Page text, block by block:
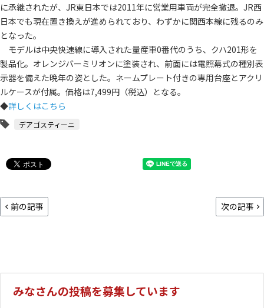
に承継されたが、JR東日本では2011年に営業用車両が完全撤退。JR西
日本でも現在置き換えが進められており、わずかに関西本線に残るのみ
となった。
モデルは中央快速線に導入された量産車0番代のうち、クハ201形を
製品化。オレンジバーミリオンに塗装され、前面には電照幕式の種別表
示器を備えた晩年の姿とした。ネームプレート付きの専用台座とアクリ
ルケースが付属。価格は7,499円（税込）となる。
◆詳しくはこちら
デアゴスティーニ
前の記事 次の記事
みなさんの投稿を募集しています